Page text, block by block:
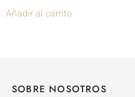
Añadir al carrito
SOBRE NOSOTROS